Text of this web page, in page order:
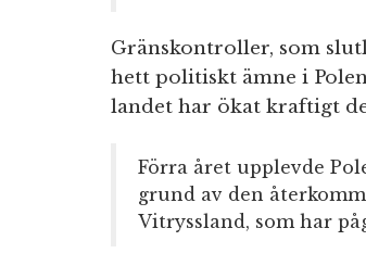
Gränskontroller, som
hett politiskt ämne i
landet har ökat kraftigt
Förra året upplevde
grund av den
Vitryssland, som har